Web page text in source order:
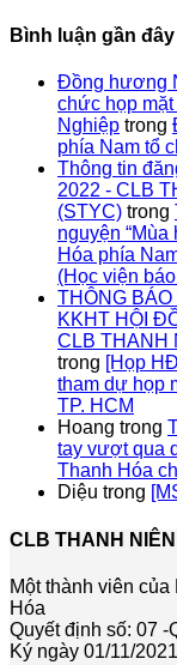
Bình luận gần đây
Đồng hương
chức họp
Nghiệp trong
phía Nam tổ
Thông tin
2022 - CLB
(STYC) trong
nguyện
Hóa phía
(Học viện
THÔNG
KKHT HỘI
CLB THANH
trong
[Họp
tham dự họp
TP. HCM
Hoang trong
tay vượt qua
Thanh Hóa
Diệu trong
CLB THANH
Một thành viên
Hóa
Quyết định số: 07 -
Ký ngày 01/11/